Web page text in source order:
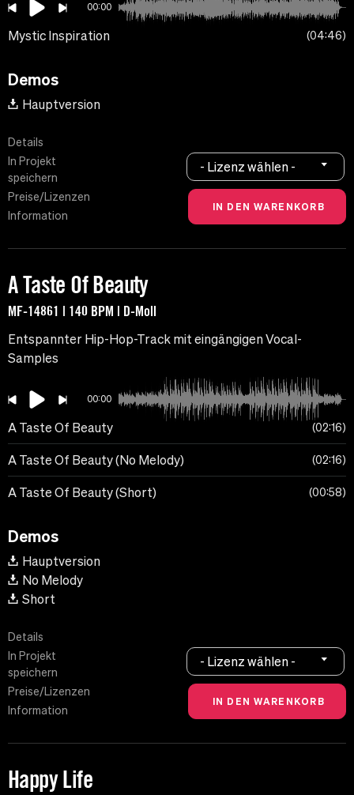
00:00
Mystic Inspiration 04:46
Demos
Hauptversion
Details
In Projekt
speichern
Preise/Lizenzen
Information
- Lizenz wählen -
A Taste Of Beauty
MF-14861 | 140 BPM | D-Moll
Entspannter Hip-Hop-Track mit eingängigen Vocal-
Samples
00:00
A Taste Of Beauty 02:16
A Taste Of Beauty (No Melody) 02:16
A Taste Of Beauty (Short) 00:58
Demos
Hauptversion
No Melody
Short
Details
In Projekt
speichern
Preise/Lizenzen
Information
- Lizenz wählen -
Happy Life